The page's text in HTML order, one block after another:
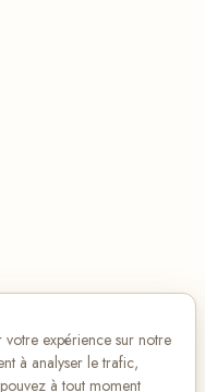
expérience sur notre
à analyser le trafic,
à tout moment